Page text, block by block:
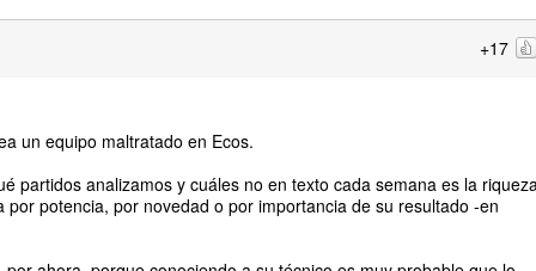
+17
un equipo maltratado en Ecos.
partidos analizamos y cuáles no en texto cada semana es la
potencia, por novedad o por importancia de su resultado -en